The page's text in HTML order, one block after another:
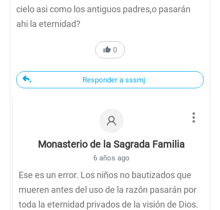
cielo asi como los antiguos padres,o pasarán
ahi la eternidad?
0
Responder a sssmj
Monasterio de la Sagrada Familia
6 años ago
Ese es un error. Los niños no bautizados que
mueren antes del uso de la razón pasarán por
toda la eternidad privados de la visión de Dios.